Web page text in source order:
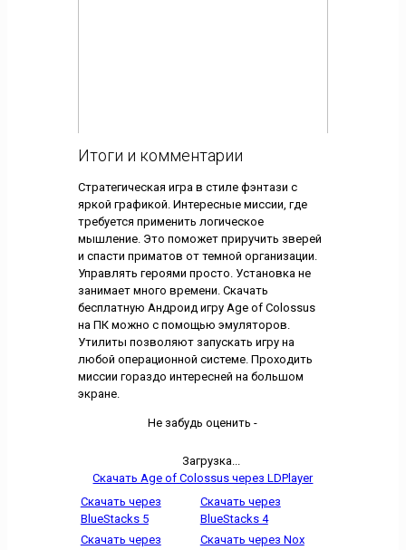
Итоги и комментарии
Стратегическая игра в стиле фэнтази с
яркой графикой. Интересные миссии, где
требуется применить логическое
мышление. Это поможет приручить зверей
и спасти приматов от темной организации.
Управлять героями просто. Установка не
занимает много времени. Скачать
бесплатную Андроид игру Age of Colossus
на ПК можно с помощью эмуляторов.
Утилиты позволяют запускать игру на
любой операционной системе. Проходить
миссии гораздо интересней на большом
экране.
Не забудь оценить -
Загрузка...
Скачать Age of Colossus через LDPlayer
Скачать через
BlueStacks 5
Скачать через
BlueStacks 4
Скачать через
Скачать через Nox